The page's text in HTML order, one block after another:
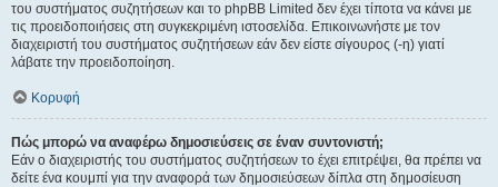
του συστήματος συζητήσεων και το phpBB Limited δεν έχει τίποτα να κάνει με
τις προειδοποιήσεις στη συγκεκριμένη ιστοσελίδα. Επικοινωνήστε με τον
διαχειριστή του συστήματος συζητήσεων εάν δεν είστε σίγουρος (-η) γιατί
λάβατε την προειδοποίηση.
Κορυφή
Πώς μπορώ να αναφέρω δημοσιεύσεις σε έναν συντονιστή;
Εάν ο διαχειριστής του συστήματος συζητήσεων το έχει επιτρέψει, θα πρέπει να
δείτε ένα κουμπί για την αναφορά των δημοσιεύσεων δίπλα στη δημοσίευση